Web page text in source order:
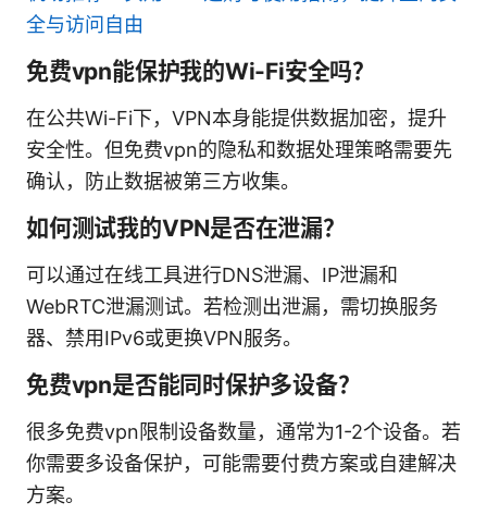
全与访问自由
免费vpn能保护我的Wi-Fi安全吗？
在公共Wi-Fi下，VPN本身能提供数据加密，提升
安全性。但免费vpn的隐私和数据处理策略需要先
确认，防止数据被第三方收集。
如何测试我的VPN是否在泄漏？
可以通过在线工具进行DNS泄漏、IP泄漏和
WebRTC泄漏测试。若检测出泄漏，需切换服务
器、禁用IPv6或更换VPN服务。
免费vpn是否能同时保护多设备？
很多免费vpn限制设备数量，通常为1-2个设备。若
你需要多设备保护，可能需要付费方案或自建解决
方案。